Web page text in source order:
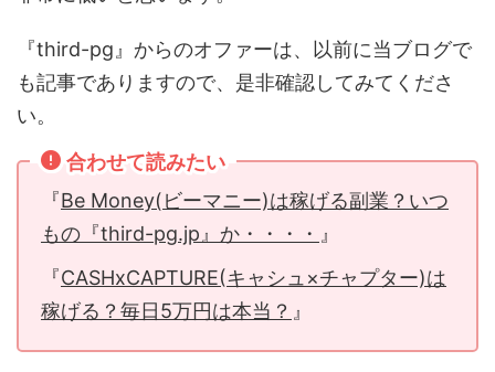
『third-pg』からのオファーは、以前に当ブログで
も記事でありますので、是非確認してみてくださ
い。
合わせて読みたい
『Be Money(ビーマニー)は稼げる副業？いつ
もの『third-pg.jp』か・・・・ 』
『CASHxCAPTURE(キャシュ×チャプター)は
稼げる？毎日5万円は本当？ 』